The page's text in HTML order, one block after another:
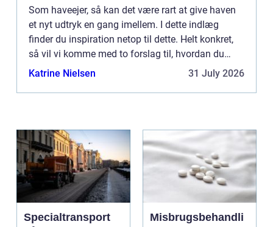
Som haveejer, så kan det være rart at give haven
et nyt udtryk en gang imellem. I dette indlæg
finder du inspiration netop til dette. Helt konkret,
så vil vi komme med to forslag til, hvordan du
inden sommeren rigtig byder sig kan ændre
Katrine Nielsen 31 July 2026
Specialtransport
Misbrugsbehandli